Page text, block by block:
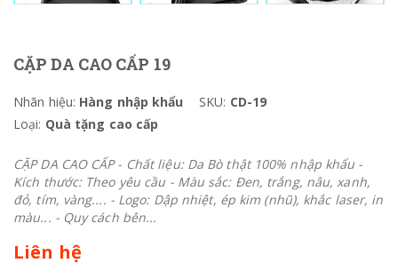
CẶP DA CAO CẤP 19
Nhãn hiệu: Hàng nhập khẩu SKU: CD-19
Loại: Quà tặng cao cấp
CẶP DA CAO CẤP - Chất liệu: Da Bò thật 100% nhập khẩu -
Kích thước: Theo yêu cầu - Màu sắc: Đen, trắng, nâu, xanh,
đỏ, tím, vàng.... - Logo: Dập nhiệt, ép kim (nhũ), khắc laser, in
màu... - Quy cách bên...
Liên hệ